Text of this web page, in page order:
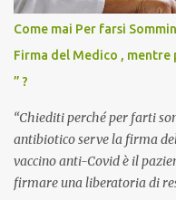
Come mai Per farsi
Firma del Medico , mentre
” ?
“Chiediti perché per farti
antibiotico serve la firma
vaccino anti-Covid è il
firmare una liberatoria di